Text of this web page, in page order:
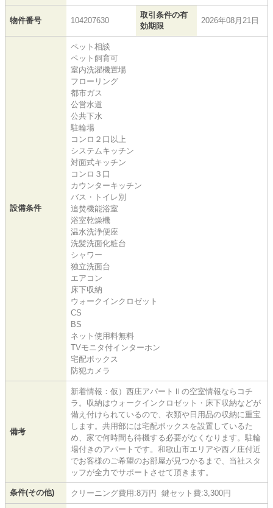
物件番号 104207630
取引条件の有
効期限
2026年08月21日
設備条件
ペット相談
ペット飼育可
室内洗濯機置場
フローリング
都市ガス
公営水道
公共下水
駐輪場
コンロ２口以上
システムキッチン
対面式キッチン
コンロ３口
カウンターキッチン
バス・トイレ別
追焚機能浴室
浴室乾燥機
温水洗浄便座
洗髪洗面化粧台
シャワー
独立洗面台
エアコン
床下収納
ウォークインクロゼット
CS
BS
ネット使用料無料
TVモニタ付インターホン
宅配ボックス
防犯カメラ
備考
新着情報：仮）西庄アパートⅡの空室情報ならコチ
ラ。収納はウォークインクロゼット・床下収納などが
備え付けられているので、衣類や日用品の収納に重宝
します。共用部には宅配ボックスを設置しているた
め、家で何時間も待機する必要がなくなります。駐輪
場付きのアパートです。和歌山市エリアや西ノ庄付近
でお客様のご希望のお部屋が見つかるまで、当社スタ
ッフが全力でサポートさせて頂きます。
条件(その他) クリーニング費用:8万円 鍵セット費:3,300円